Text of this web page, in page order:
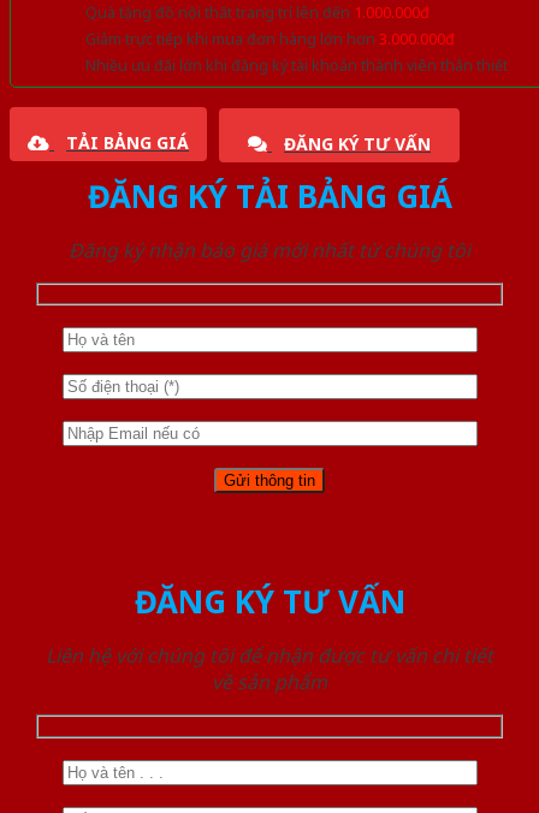
Quà tặng đồ nội thất trang trí lên đến 1.000.000đ
Giảm trực tiếp khi mua đơn hàng lớn hơn 3.000.000đ
Nhiều ưu đãi lớn khi đăng ký tài khoản thành viên thân thiết
TẢI BẢNG GIÁ ĐĂNG KÝ TƯ VẤN
ĐĂNG KÝ TẢI BẢNG GIÁ
Đăng ký nhận báo giá mới nhất từ chúng tôi
ĐĂNG KÝ TƯ VẤN
Liên hệ với chúng tôi để nhận được tư vấn chi tiết
về sản phẩm